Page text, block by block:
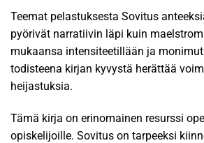
Teemat pelastuksesta Sovitus
pyörivät narratiivin läpi kuin
mukaansa intensiteetillään ja
todisteena kirjan kyvystä herättää
heijastuksia.
Tämä kirja on erinomainen resurssi
opiskelijoille. Sovitus on tarpeeksi